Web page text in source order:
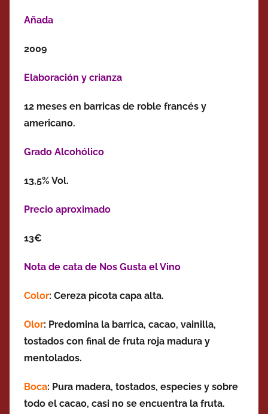
Añada
2009
Elaboración y crianza
12 meses en barricas de roble francés y
americano.
Grado Alcohólico
13,5% Vol.
Precio aproximado
13€
Nota de cata de Nos Gusta el Vino
Color: Cereza picota capa alta.
Olor: Predomina la barrica, cacao, vainilla,
tostados con final de fruta roja madura y
mentolados.
Boca: Pura madera, tostados, especies y sobre
todo el cacao, casi no se encuentra la fruta.